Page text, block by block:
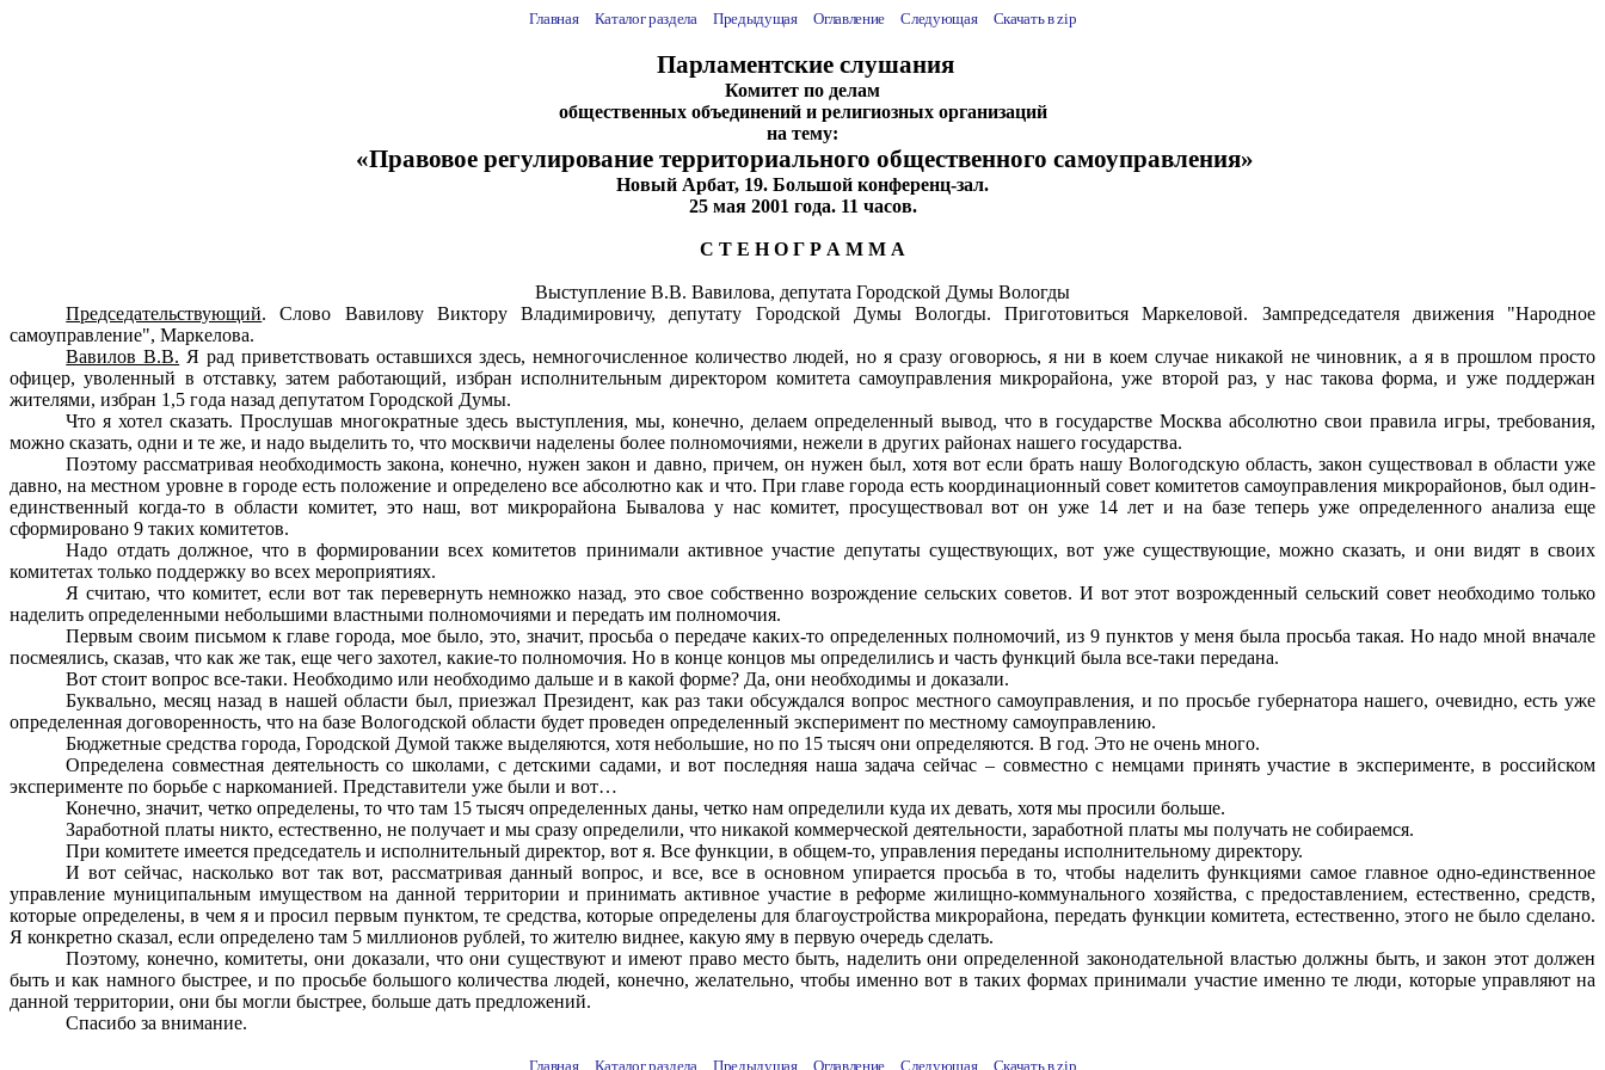
Главная Каталог раздела Предыдущая Оглавление Следующая Скачать вzip
Парламентские слушания
Комитет по делам
общественных объединений и религиозных организаций
на тему:
«Правовое регулирование территориального общественного самоуправления»
Новый Арбат, 19. Большой конференц-зал.
25 мая 2001 года. 11 часов.
С Т Е Н О Г Р А М М А
Выступление В.В. Вавилова, депутата Городской Думы Вологды
Председательствующий. Слово Вавилову Виктору Владимировичу, депутату Городской Думы Вологды. Приготовиться Маркеловой. Зампредседателя движения "Народное
самоуправление", Маркелова.
Вавилов В.В. Я рад приветствовать оставшихся здесь, немногочисленное количество людей, но я сразу оговорюсь, я ни в коем случае никакой не чиновник, а я в прошлом просто
офицер, уволенный в отставку, затем работающий, избран исполнительным директором комитета самоуправления микрорайона, уже второй раз, у нас такова форма, и уже поддержан
жителями, избран 1,5 года назад депутатом Городской Думы.
Что я хотел сказать. Прослушав многократные здесь выступления, мы, конечно, делаем определенный вывод, что в государстве Москва абсолютно свои правила игры, требования,
можно сказать, одни и те же, и надо выделить то, что москвичи наделены более полномочиями, нежели в других районах нашего государства.
Поэтому рассматривая необходимость закона, конечно, нужен закон и давно, причем, он нужен был, хотя вот если брать нашу Вологодскую область, закон существовал в области уже
давно, на местном уровне в городе есть положение и определено все абсолютно как и что. При главе города есть координационный совет комитетов самоуправления микрорайонов, был один-
единственный когда-то в области комитет, это наш, вот микрорайона Бывалова у нас комитет, просуществовал вот он уже 14 лет и на базе теперь уже определенного анализа еще
сформировано 9 таких комитетов.
Надо отдать должное, что в формировании всех комитетов принимали активное участие депутаты существующих, вот уже существующие, можно сказать, и они видят в своих
комитетах только поддержку во всех мероприятиях.
Я считаю, что комитет, если вот так перевернуть немножко назад, это свое собственно возрождение сельских советов. И вот этот возрожденный сельский совет необходимо только
наделить определенными небольшими властными полномочиями и передать им полномочия.
Первым своим письмом к главе города, мое было, это, значит, просьба о передаче каких-то определенных полномочий, из 9 пунктов у меня была просьба такая. Но надо мной вначале
посмеялись, сказав, что как же так, еще чего захотел, какие-то полномочия. Но в конце концов мы определились и часть функций была все-таки передана.
Вот стоит вопрос все-таки. Необходимо или необходимо дальше и в какой форме? Да, они необходимы и доказали.
Буквально, месяц назад в нашей области был, приезжал Президент, как раз таки обсуждался вопрос местного самоуправления, и по просьбе губернатора нашего, очевидно, есть уже
определенная договоренность, что на базе Вологодской области будет проведен определенный эксперимент по местному самоуправлению.
Бюджетные средства города, Городской Думой также выделяются, хотя небольшие, но по 15 тысяч они определяются. В год. Это не очень много.
Определена совместная деятельность со школами, с детскими садами, и вот последняя наша задача сейчас – совместно с немцами принять участие в эксперименте, в российском
эксперименте по борьбе с наркоманией. Представители уже были и вот…
Конечно, значит, четко определены, то что там 15 тысяч определенных даны, четко нам определили куда их девать, хотя мы просили больше.
Заработной платы никто, естественно, не получает и мы сразу определили, что никакой коммерческой деятельности, заработной платы мы получать не собираемся.
При комитете имеется председатель и исполнительный директор, вот я. Все функции, в общем-то, управления переданы исполнительному директору.
И вот сейчас, насколько вот так вот, рассматривая данный вопрос, и все, все в основном упирается просьба в то, чтобы наделить функциями самое главное одно-единственное
управление муниципальным имуществом на данной территории и принимать активное участие в реформе жилищно-коммунального хозяйства, с предоставлением, естественно, средств,
которые определены, в чем я и просил первым пунктом, те средства, которые определены для благоустройства микрорайона, передать функции комитета, естественно, этого не было сделано.
Я конкретно сказал, если определено там 5 миллионов рублей, то жителю виднее, какую яму в первую очередь сделать.
Поэтому, конечно, комитеты, они доказали, что они существуют и имеют право место быть, наделить они определенной законодательной властью должны быть, и закон этот должен
быть и как намного быстрее, и по просьбе большого количества людей, конечно, желательно, чтобы именно вот в таких формах принимали участие именно те люди, которые управляют на
данной территории, они бы могли быстрее, больше дать предложений.
Спасибо за внимание.
Главная Каталог раздела Предыдущая Оглавление Следующая Скачать вzip